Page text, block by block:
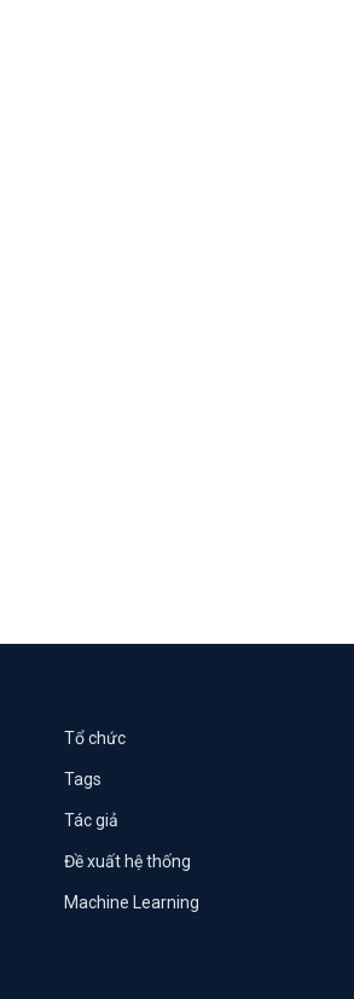
Tổ chức
Tags
Tác giả
Đề xuất hệ thống
Machine Learning